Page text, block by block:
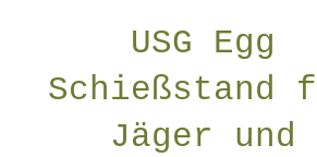
USG Egg
Schießstand
Jäger und